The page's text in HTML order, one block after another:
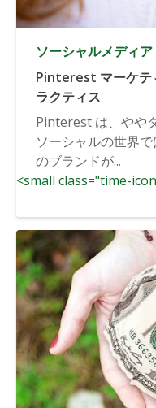
ソーシャルメディア
Pinterest マーケテ
ラクティス
Pinterest は、やや
ソーシャルの世界
のブランドが...
<small class="time-